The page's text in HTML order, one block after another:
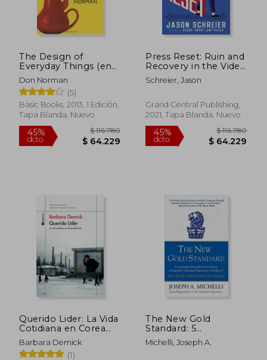
45% $ 147.244 45%
45%
dcto.
$ 148.274 20%
dcto.
Rápido
The Design of
Everyday Things (en
Inglés)
Don Norman
(5)
Basic Books, 2013, 1 Edición,
Tapa Blanda, Nuevo
Press Reset: Ruin and
Recovery in the Video
Game Industry (en
Inglés)
Schreier, Jason
Grand Central Publishing,
2021, Tapa Blanda, Nuevo
Querido Lider: La Vida
Cotidiana en Corea
del Norte
Barbara Demick
(1)
The New Gold
Standard: 5
Leadership Principles
for Creating a
Michelli, Joseph A.